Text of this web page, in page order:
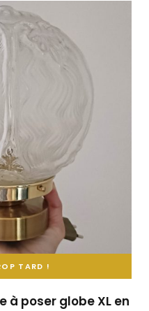
TARD !
à poser globe XL en